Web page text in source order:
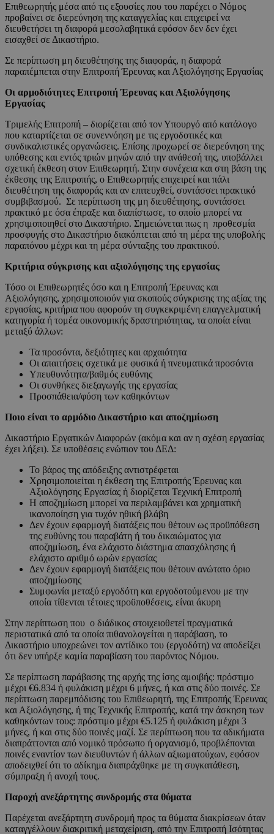
Επιθεωρητής μέσα από τις εξουσίες που του παρέχει ο Νόμος
προβαίνει σε διερεύνηση της καταγγελίας και επιχειρεί να
διευθετήσει τη διαφορά μεσολαβητικά εφόσον δεν δεν έχει
εισαχθεί σε Δικαστήριο.
Σε περίπτωση μη διευθέτησης της διαφοράς, η διαφορά
παραπέμπεται στην Επιτροπή Έρευνας και Αξιολόγησης Εργασίας
Οι αρμοδιότητες Επιτροπή Έρευνας και Αξιολόγησης
Εργασίας
Τριμελής Επιτροπή – διορίζεται από τον Υπουργό από κατάλογο
που καταρτίζεται σε συνεννόηση με τις εργοδοτικές και
συνδικαλιστικές οργανώσεις. Επίσης προχωρεί σε διερεύνηση της
υπόθεσης και εντός τριών μηνών από την ανάθεσή της, υποβάλλει
σχετική έκθεση στον Επιθεωρητή. Στην συνέχεια και στη βάση της
έκθεσης της Επιτροπής, ο Επιθεωρητής επιχειρεί και πάλι
διευθέτηση της διαφοράς και αν επιτευχθεί, συντάσσει πρακτικό
συμβιβασμού. Σε περίπτωση της μη διευθέτησης, συντάσσει
πρακτικό με όσα έπραξε και διαπίστωσε, το οποίο μπορεί να
χρησιμοποιηθεί στο Δικαστήριο. Σημειώνεται πως η προθεσμία
προσφυγής στο Δικαστήριο διακόπτεται από τη μέρα της υποβολής
παραπόνου μέχρι και τη μέρα σύνταξης του πρακτικού.
Κριτήρια σύγκρισης και αξιολόγησης της εργασίας
Τόσο οι Επιθεωρητές όσο και η Επιτροπή Έρευνας και
Αξιολόγησης, χρησιμοποιούν για σκοπούς σύγκρισης της αξίας της
εργασίας, κριτήρια που αφορούν τη συγκεκριμένη επαγγελματική
κατηγορία ή τομέα οικονομικής δραστηριότητας, τα οποία είναι
μεταξύ άλλων:
Τα προσόντα, δεξιότητες και αρχαιότητα
Οι απαιτήσεις σχετικά με φυσικά ή πνευματικά προσόντα
Υπευθυνότητα/βαθμός ευθύνης
Οι συνθήκες διεξαγωγής της εργασίας
Προσπάθεια/φύση των καθηκόντων
Ποιο είναι το αρμόδιο Δικαστήριο και αποζημίωση
Δικαστήριο Εργατικών Διαφορών (ακόμα και αν η σχέση εργασίας
έχει λήξει). Σε υποθέσεις ενώπιον του ΔΕΔ:
Το βάρος της απόδειξης αντιστρέφεται
Χρησιμοποιείται η έκθεση της Επιτροπής Έρευνας και
Αξιολόγησης Εργασίας ή διορίζεται Τεχνική Επιτροπή
Η αποζημίωση μπορεί να περιλαμβάνει και χρηματική
ικανοποίηση για τυχόν ηθική βλάβη
Δεν έχουν εφαρμογή διατάξεις που θέτουν ως προϋπόθεση
της ευθύνης του παραβάτη ή του δικαιώματος για
αποζημίωση, ένα ελάχιστο διάστημα απασχόλησης ή
ελάχιστο αριθμό ωρών εργασίας
Δεν έχουν εφαρμογή διατάξεις που θέτουν ανώτατο όριο
αποζημίωσης
Συμφωνία μεταξύ εργοδότη και εργοδοτούμενου με την
οποία τίθενται τέτοιες προϋποθέσεις, είναι άκυρη
Στην περίπτωση που ο διάδικος στοιχειοθετεί πραγματικά
περιστατικά από τα οποία πιθανολογείται η παράβαση, το
Δικαστήριο υποχρεώνει τον αντίδικο του (εργοδότη) να αποδείξει
ότι δεν υπήρξε καμία παραβίαση του παρόντος Νόμου.
Σε περίπτωση παράβασης της αρχής της ίσης αμοιβής: πρόστιμο
μέχρι €6.834 ή φυλάκιση μέχρι 6 μήνες, ή και στις δύο ποινές. Σε
περίπτωση παρεμπόδισης του Επιθεωρητή, της Επιτροπής Έρευνας
και Αξιολόγησης, ή της Τεχνικής Επιτροπής, κατά την άσκηση των
καθηκόντων τους: πρόστιμο μέχρι €5.125 ή φυλάκιση μέχρι 3
μήνες, ή και στις δύο ποινές μαζί. Σε περίπτωση που τα αδικήματα
διαπράττονται από νομικό πρόσωπο ή οργανισμό, προβλέπονται
ποινές εναντίον των διευθυντών ή άλλων αξιωματούχων, εφόσον
αποδειχθεί ότι το αδίκημα διαπράχθηκε με τη συγκατάθεση,
σύμπραξη ή ανοχή τους.
Παροχή ανεξάρτητης συνδρομής στα θύματα
Παρέχεται ανεξάρτητη συνδρομή προς τα θύματα διακρίσεων όταν
καταγγέλλουν διακριτική μεταχείριση, από την Επιτροπή Ισότητας